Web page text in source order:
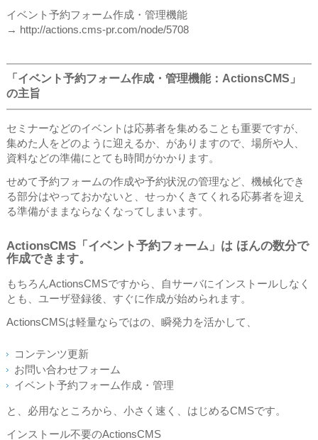
イベント予約フォーム作成・管理機能
→ http://actions.cms-pr.com/node/5708
「イベント予約フォーム作成・管理機能：ActionsCMS」
の主旨
セミナーなどのイベントは応募者を集めることも重要ですが、
集めた人をどのように迎えるか、がありますので、場所や人、
資料などの準備にとても時間がかかります。
せめて予約フォームの作成や予約状況の管理など、機械化でき
る部分はやっておかないと、せっかくきてくれる応募者を迎え
る準備がままならなくなってしまいます。
ActionsCMS「イベント予約フォーム」は ほんの数分で
作成できます。
もちろんActionsCMSですから、自サーバにインストールしなく
とも、ユーザ登録後、すぐに作成が始められます。
ActionsCMSは軽量ならではの、瞬発力を活かして、
コンテンツ更新
お問い合わせフォーム
イベント予約フォーム作成・管理
と、必用なところから、小さく速く、はじめるCMSです。
インストール不要のActionsCMS